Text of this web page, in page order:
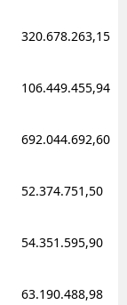
320.678.263,15
106.449.455,94
692.044.692,60
52.374.751,50
54.351.595,90
63.190.488,98